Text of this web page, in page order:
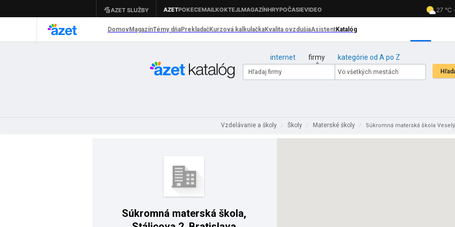
internet firmy kategórie od A po Z
Vzdelávanie a školy / Školy / Materské školy / Súkromná materská škola
Súkromná materská škola,